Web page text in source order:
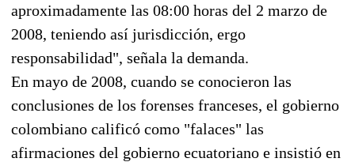
aproximadamente las 08:00 horas del 2 marzo de
2008, teniendo así jurisdicción, ergo
responsabilidad", señala la demanda.
En mayo de 2008, cuando se conocieron las
conclusiones de los forenses franceses, el gobierno
colombiano calificó como "falaces" las
afirmaciones del gobierno ecuatoriano e insistió en